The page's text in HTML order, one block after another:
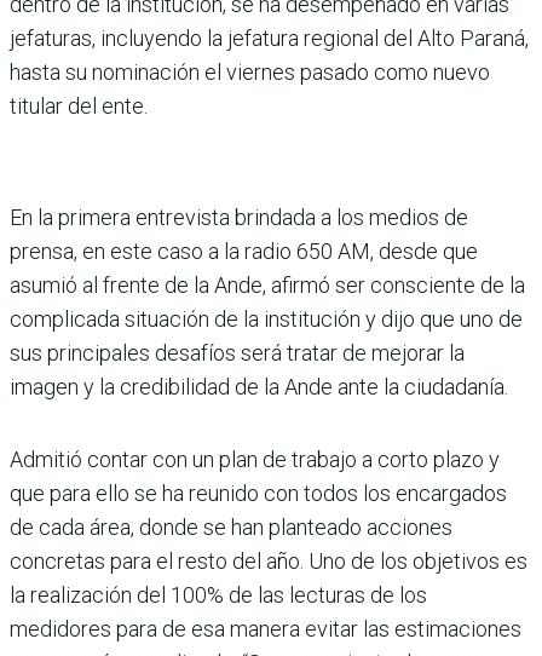
jefaturas, incluyendo la jefatura regional del Alto Paraná,
hasta su nominación el viernes pasado como nuevo
titular del ente.
En la primera entrevista brindada a los medios de
prensa, en este caso a la radio 650 AM, desde que
asumió al frente de la Ande, afirmó ser consciente de la
complicada situación de la institución y dijo que uno de
sus principales desafíos será tratar de mejorar la
imagen y la credibilidad de la Ande ante la ciudadanía.
Admitió contar con un plan de trabajo a corto plazo y
que para ello se ha reunido con todos los encargados
de cada área, donde se han planteado acciones
concretas para el resto del año. Uno de los objetivos es
la realización del 100% de las lecturas de los
medidores para de esa manera evitar las estimaciones